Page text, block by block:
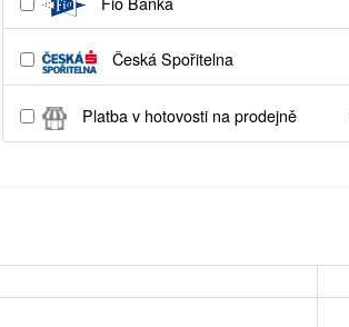
Česká Spořitelna
Platba v hotovosti na prodejně